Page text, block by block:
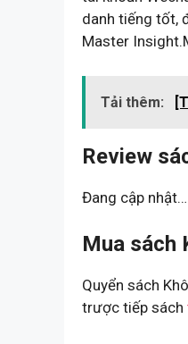
danh tiếng tốt,
Master
Tải thêm:
Review
Đang cập nhật…
Mua sách
Quyển sách
trược tiếp sách